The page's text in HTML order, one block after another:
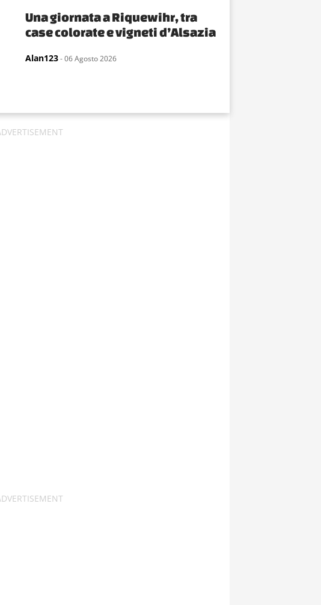
Una giornata a Riquewihr, tra
case colorate e vigneti d’Alsazia
Alan123- 06 Agosto 2026